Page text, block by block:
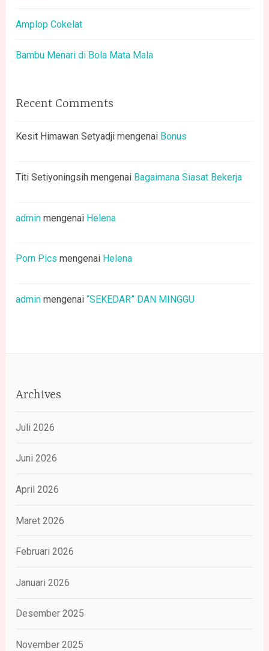
Amplop Cokelat
Bambu Menari di Bola Mata Mala
Recent Comments
Kesit Himawan Setyadji mengenai Bonus
Titi Setiyoningsih mengenai Bagaimana Siasat Bekerja
admin mengenai Helena
Porn Pics mengenai Helena
admin mengenai“SEKEDAR” DAN MINGGU
Archives
Juli 2026
Juni 2026
April 2026
Maret 2026
Februari 2026
Januari 2026
Desember 2025
November 2025